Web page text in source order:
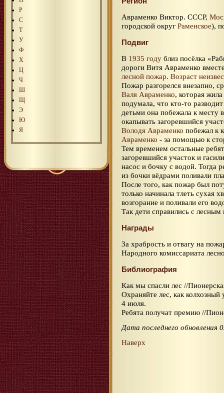
Р
С
Т
У
Ф
Х
Ц
Ч
Ш
Щ
Э
Ю
Я
Авраменко Виктор. СССР,
городской округ Раменское),
Подвиг
В 1935 году близ посёлка
дороги Витя Авраменко
лесной пожар. Возраст
Пожар разгорелся внезапно,
Валя Авраменко, которая
подумала, что кто-то
детьми она побежала к месту
окапывать загоревшийся
Володя Авраменко побежал к
Авраменко - за помощью к
Тем временем остальные
загоревшийся участок и
насос и бочку с водой. Тогда
из бочки вёдрами поливали
После того, как пожар был
только начинала тлеть сухая
возгорание и поливали его
Так дети справились с
Награды
За храбрость и отвагу на
Народного комиссариата
Библиография
Как мы спасли лес //
Охраняйте лес, как
4 июля.
Ребята получат премию //
Дата последнего обновления
Наверх